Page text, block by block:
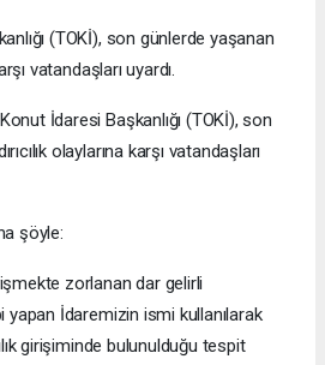
(TOKİ), son günlerde yaşanan
vatandaşları uyardı.
İdaresi Başkanlığı (TOKİ), son
olaylarına karşı vatandaşları
şöyle:
zorlanan dar gelirli
yapan İdaremizin ismi kullanılarak
girişiminde bulunulduğu tespit